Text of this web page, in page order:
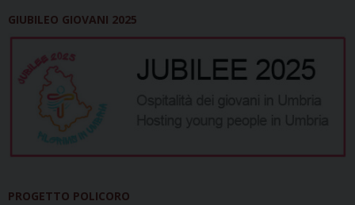
GIUBILEO GIOVANI 2025
PROGETTO POLICORO